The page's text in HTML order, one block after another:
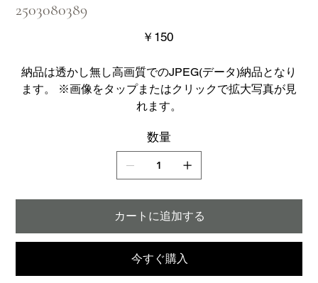
2503080389
価
格
￥150
納品は透かし無し高画質でのJPEG(データ)納品となり
ます。 ※画像をタップまたはクリックで拡大写真が見
れます。
数量
カートに追加する
今すぐ購入